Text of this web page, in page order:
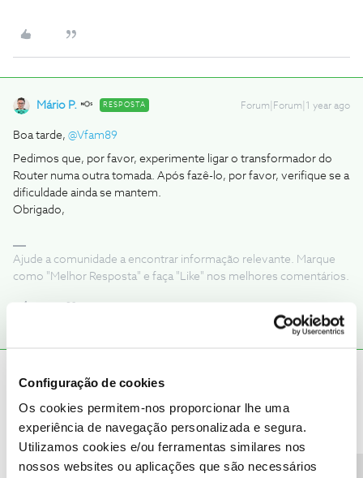
Configuração de cookies
Os cookies permitem-nos proporcionar lhe uma
experiência de navegação personalizada e segura.
Utilizamos cookies e/ou ferramentas similares nos
nossos websites ou aplicações que são necessários
Mário P. RESPOSTA Forum|Forum|1 year ago
Boa tarde, ​ @Vfam89
Pedimos que, por favor, experimente ligar o transformador do
Router numa outra tomada. Após fazê-lo, por favor, verifique se a
dificuldade ainda se mantem.
Obrigado,
Ajude a comunidade a encontrar informação relevante. Marque
como "Melhor Resposta" e faça "Like" nos melhores comentários.
V Vfam89 AUTOR
Problema resolvido, agradeço pela ajuda e disponibilidade.
1 pessoa gostou